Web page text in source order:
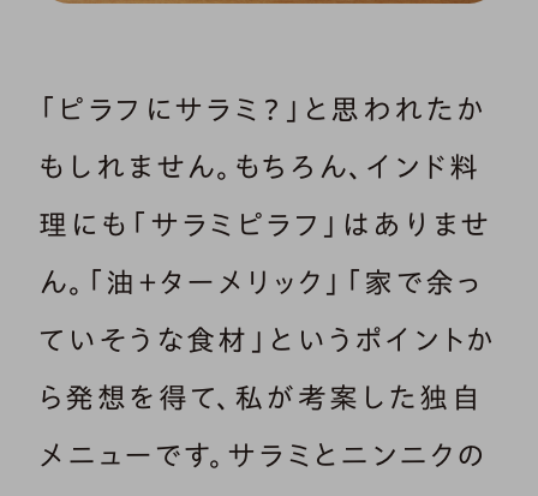
「ピラフにサラミ？」と思われたか
もしれません。もちろん、インド料
理にも「サラミピラフ」はありませ
ん。「油＋ターメリック」「家で余っ
ていそうな食材」というポイントか
ら発想を得て、私が考案した独自
メニューです。サラミとニンニクの